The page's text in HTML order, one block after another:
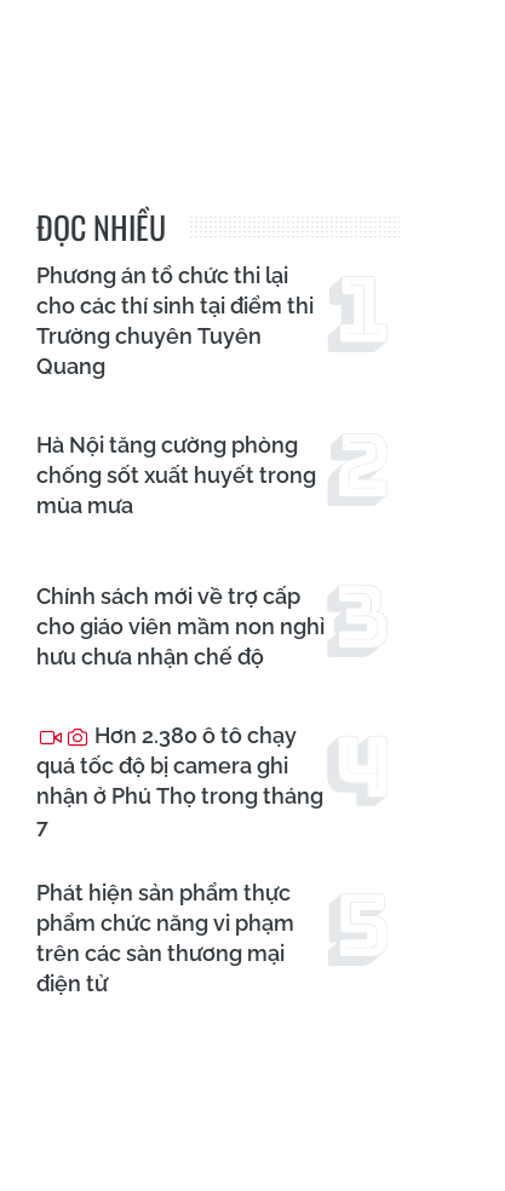
ĐỌC NHIỀU
Phương án tổ chức thi lại
cho các thí sinh tại điểm thi
Trường chuyên Tuyên
Quang
Hà Nội tăng cường phòng
chống sốt xuất huyết trong
mùa mưa
Chính sách mới về trợ cấp
cho giáo viên mầm non nghỉ
hưu chưa nhận chế độ
Hơn 2.380 ô tô chạy
quá tốc độ bị camera ghi
nhận ở Phú Thọ trong tháng
7
Phát hiện sản phẩm thực
phẩm chức năng vi phạm
trên các sàn thương mại
điện tử